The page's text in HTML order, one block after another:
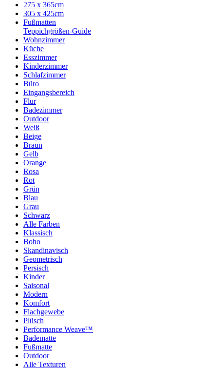
275 x 365cm
305 x 425cm
Fußmatten
Teppichgrößen-Guide
Wohnzimmer
Küche
Esszimmer
Kinderzimmer
Schlafzimmer
Büro
Eingangsbereich
Flur
Badezimmer
Outdoor
Weiß
Beige
Braun
Gelb
Orange
Rosa
Rot
Grün
Blau
Grau
Schwarz
Alle Farben
Klassisch
Boho
Skandinavisch
Geometrisch
Persisch
Kinder
Saisonal
Modern
Komfort
Flachgewebe
Plüsch
Performance Weave™
Badematte
Fußmatte
Outdoor
Alle Texturen